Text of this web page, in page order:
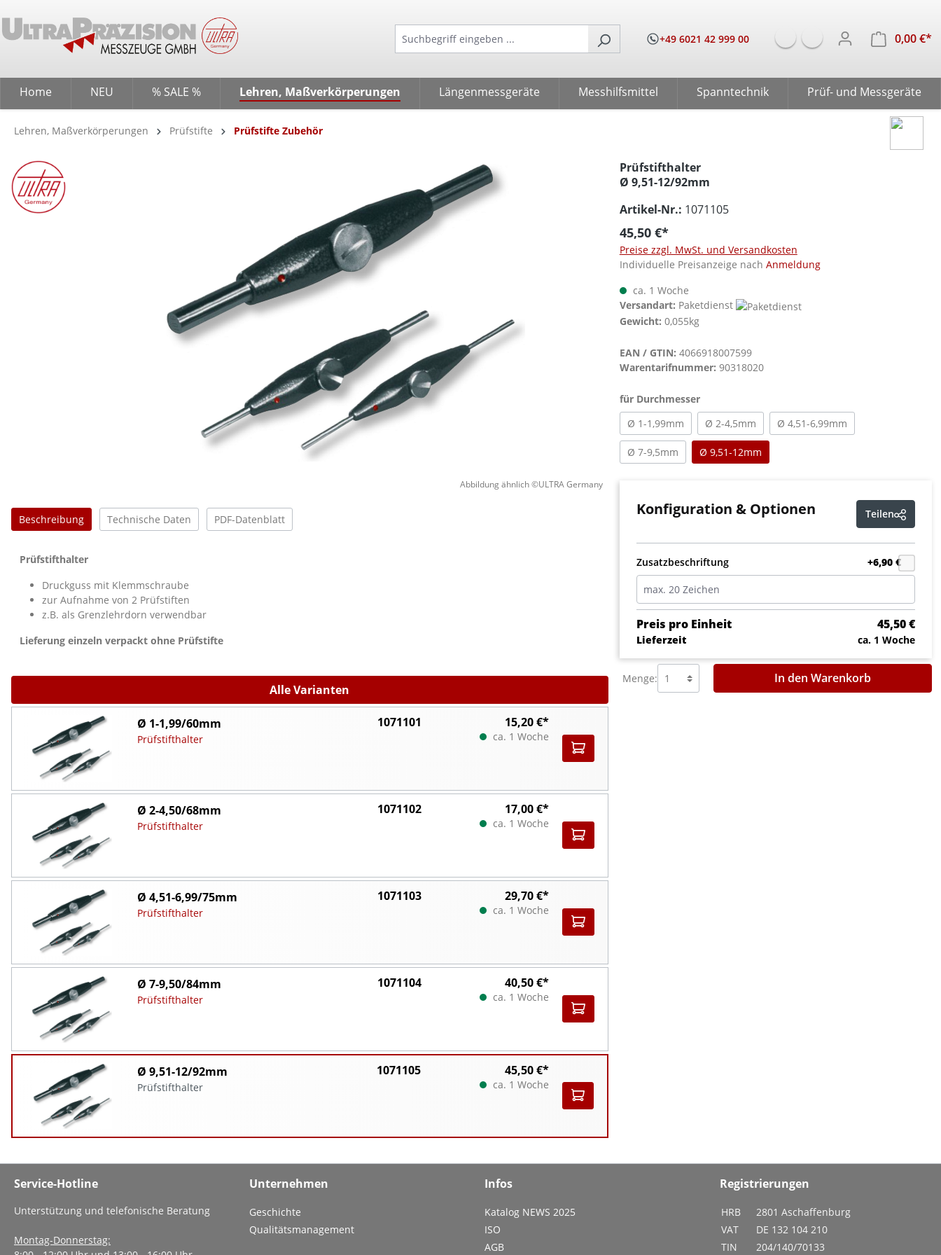
Zur Hauptnavigation springen
+49 6021 42 999 00
0,00 €*
Home NEU % SALE % Lehren, Maßverkörperungen Längenmessgeräte Messhilfsmittel Spanntechnik Prüf- und Messgeräte
Lehren, Maßverkörperungen Prüfstifte Prüfstifte Zubehör
Bildergalerie überspringen
Abbildung ähnlich ©ULTRA Germany
Beschreibung Technische Daten PDF-Datenblatt
Prüfstifthalter
Druckguss mit Klemmschraube
zur Aufnahme von 2 Prüfstiften
z.B. als Grenzlehrdorn verwendbar
Lieferung einzeln verpackt ohne Prüfstifte
Prüfstifthalter
Ø 9,51-12/92mm
Artikel-Nr.: 1071105
45,50 €*
Preise zzgl. MwSt. und Versandkosten
Individuelle Preisanzeige nach Anmeldung
ca. 1 Woche
Versandart: Paketdienst
Gewicht: 0,055kg
EAN / GTIN: 4066918007599
Warentarifnummer: 90318020
für Durchmesserauswählen
Ø 1-1,99mm
Ø 2-4,5mm Ø 4,51-6,99mm
Ø 7-9,5mm Ø 9,51-12mm
Konfiguration & Optionen Teilen
Zusatzbeschriftung +6,90 €
Preis pro Einheit 45,50 €
Lieferzeit ca. 1 Woche
Menge: In den Warenkorb
Alle Varianten
Ø 1-1,99/60mm
Prüfstifthalter
1071101 15,20 €*
ca. 1 Woche
Ø 2-4,50/68mm
Prüfstifthalter
1071102 17,00 €*
ca. 1 Woche
Ø 4,51-6,99/75mm
Prüfstifthalter
1071103 29,70 €*
ca. 1 Woche
Ø 7-9,50/84mm
Prüfstifthalter
1071104 40,50 €*
ca. 1 Woche
Ø 9,51-12/92mm
Prüfstifthalter
1071105 45,50 €*
ca. 1 Woche
Service-Hotline
Unterstützung und telefonische Beratung
Montag-Donnerstag:
Unternehmen
Geschichte
Qualitätsmanagement
Infos
Katalog NEWS 2025
ISO
AGB
Registrierungen
HRB
2801 Aschaffenburg
VAT
DE 132 104 210
TIN
204/140/70133